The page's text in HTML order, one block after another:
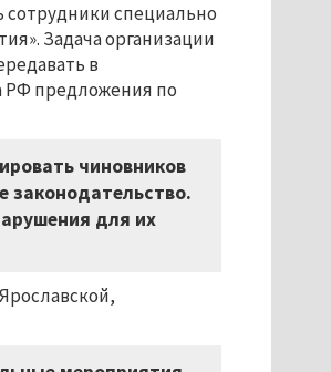
сотрудники специально
Задача организации
в
РФ предложения по
чиновников
законодательство.
для их